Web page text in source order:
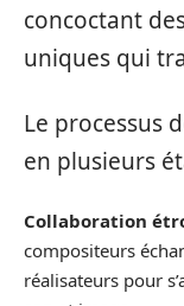
concoctant
uniques qui
Le processus
en plusieurs
Collaboration
compositeurs
réalisateurs pour